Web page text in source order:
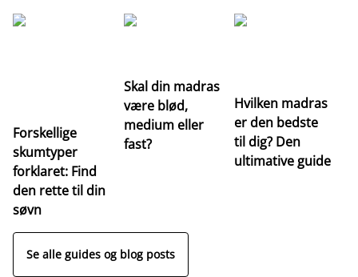
Forskellige
skumtyper
forklaret: Find
den rette til din
søvn
Skal din madras
være blød,
medium eller
fast?
Hvilken madras
er den bedste
til dig? Den
ultimative guide
Se alle guides og blog posts